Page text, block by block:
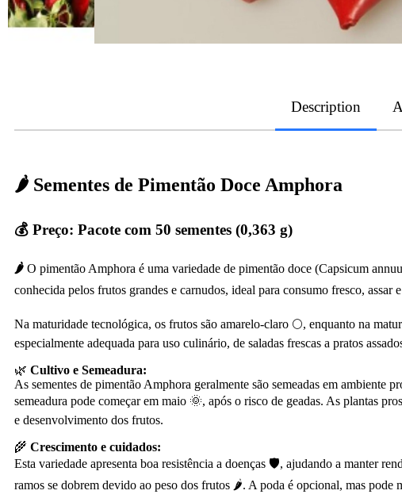
Description
🌶 Sementes de Pimentão Doce Amphora
💰 Preço: Pacote com 50 sementes (0,363 g)
🌶 O pimentão Amphora é uma variedade de pimentão doce (Capsicum
conhecida pelos frutos grandes e carnudos, ideal para consumo fresco,
Na maturidade tecnológica, os frutos são amarelo-claro 🌕, enquanto na
especialmente adequada para uso culinário, de saladas frescas a pratos
🌿 Cultivo e Semeadura:
As sementes de pimentão Amphora geralmente são semeadas em
semeadura pode começar em maio 🌞, após o risco de geadas. As plantas
e desenvolvimento dos frutos.
🌾 Crescimento e cuidados:
Esta variedade apresenta boa resistência a doenças 🛡️, ajudando a manter
ramos se dobrem devido ao peso dos frutos 🌶. A poda é opcional, mas